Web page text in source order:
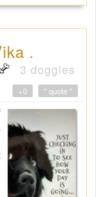
.
3 doggies
" quote "
+0